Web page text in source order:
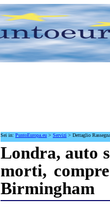
Sei in: PuntoEuropa.eu > Servizi > Dettaglio
Londra, auto
morti,
Birmingham